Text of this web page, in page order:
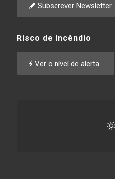
Subscrever Newsletter
Risco de Incêndio
Ver o nível de alerta